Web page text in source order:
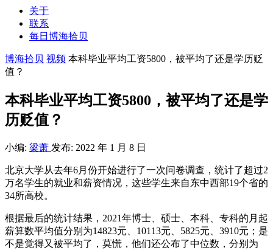
关于
联系
每日博海拾贝
博海拾贝 视频 本科毕业平均工资5800，被平均了还是学历贬
值？
本科毕业平均工资5800，被平均了还是学
历贬值？
小编: 梁萧 发布: 2022 年 1 月 8 日
北京大学从去年6月份开始进行了一次问卷调查，统计了超过2
万名学生的就业和薪资情况，这些学生来自东中西部19个省的
34所高校。
根据最后的统计结果，2021年博士、硕士、本科、专科的月起
薪算数平均值分别为14823元、10113元、5825元、3910元；是
不是觉得又被平均了，莫慌，他们还公布了中位数，分别为